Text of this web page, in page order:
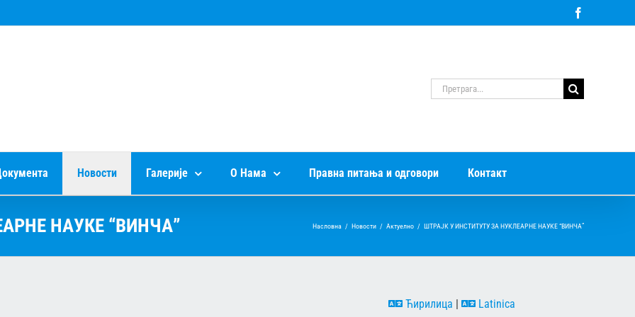
Претрага
за:
Новости Галерије О Нама Правна питања и одговори Контакт
НАУКЕ “ВИНЧА” Насловна / Новости / Актуелно / ШТРАЈК У ИНСТИТУТУ ЗА НУКЛЕАРНЕ НАУКЕ “ВИНЧА”
Ћирилица Latinica